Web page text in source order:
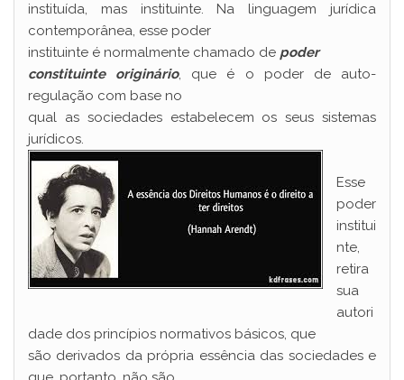
instituída, mas instituinte. Na linguagem jurídica
contemporânea, esse poder
instituinte é normalmente chamado de poder
constituinte originário, que é o poder de auto-
regulação com base no
qual as sociedades estabelecem os seus sistemas
jurídicos.
Esse
poder
institui
nte,
retira
sua
autori
dade dos princípios normativos básicos, que
são derivados da própria essência das sociedades e